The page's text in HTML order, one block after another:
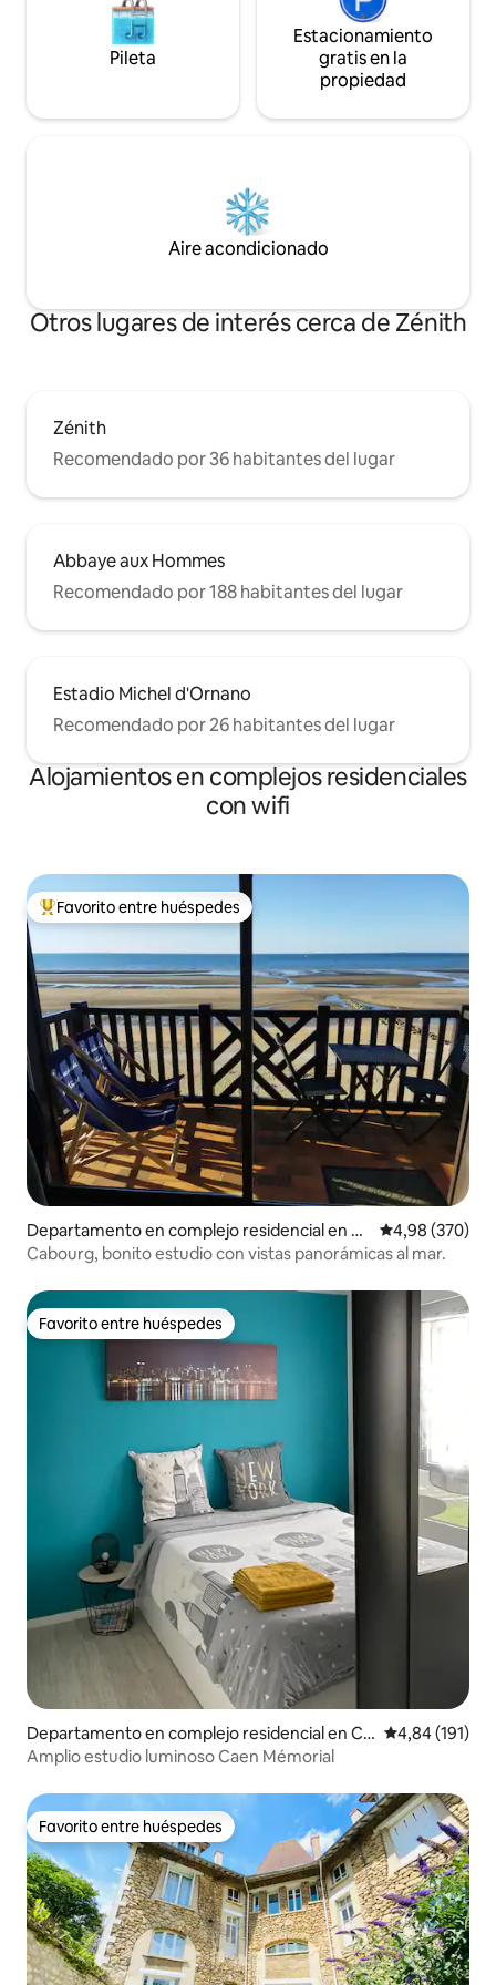
Pileta
Estacionamiento
gratis en la
propiedad
Aire acondicionado
Otros lugares de interés cerca de Zénith
Zénith
Recomendado por 36 habitantes del lugar
Abbaye aux Hommes
Recomendado por 188 habitantes del lugar
Estadio Michel d'Ornano
Recomendado por 26 habitantes del lugar
Alojamientos en complejos residenciales
con wifi
Favorito entre los huéspedes más destacados
Favorito entre huéspedes
Departamento en complejo residencial en C
abourg
Calificación
4,98 (370)
Cabourg, bonito estudio con vistas panorámicas al mar.
Favorito entre huéspedes
Favorito entre huéspedes
Departamento en complejo residencial en Ca
en
Calificación
4,84 (191)
Amplio estudio luminoso Caen Mémorial
Favorito entre huéspedes
Favorito entre huéspedes